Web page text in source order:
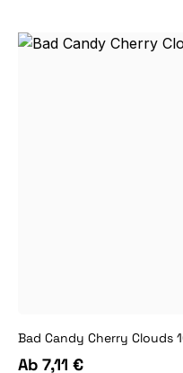
Bad Candy Cherry Clouds
Ab 7,11 €